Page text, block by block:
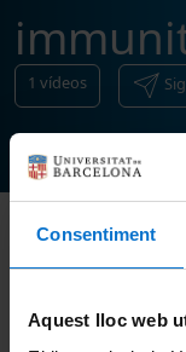
Consentiment
Aquest lloc web
1 vídeos
Ordenar